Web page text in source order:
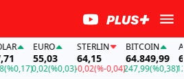
EURO
55,03
0,02(%0,03)
STERLIN
64,15
-0,02(%-0,04)
BITCOIN
64.849,99
247,99(%0,38)